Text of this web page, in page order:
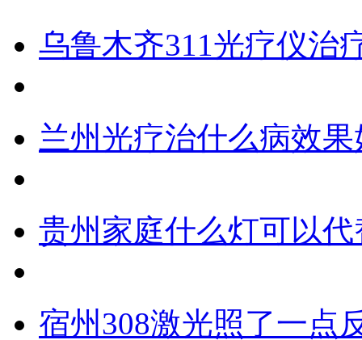
乌鲁木齐311光疗仪治
兰州光疗治什么病效果
贵州家庭什么灯可以
宿州308激光照了一点